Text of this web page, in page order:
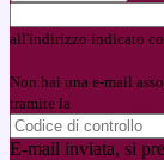
all'indirizzo indicato
Non hai una e-mail
tramite la
E-mail inviata, si